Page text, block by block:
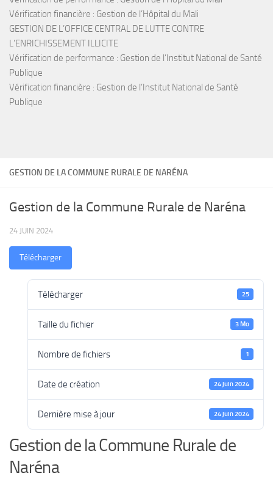
GESTION DE LA COMMUNE RURALE DE NARÉNA
Gestion de la Commune Rurale de Naréna
24 JUIN 2024
Télécharger
Télécharger 25
Taille du fichier 3 Mo
Nombre de fichiers 1
Date de création 24 juin 2024
Dernière mise à jour 24 juin 2024
Gestion de la Commune Rurale de
Naréna
Vérification financière : Gestion de l’Hôpital du Mali
GESTION DE L’OFFICE CENTRAL DE LUTTE CONTRE
L’ENRICHISSEMENT ILLICITE
Vérification de performance : Gestion de l’Institut National de Santé
Publique
Vérification financière : Gestion de l’Institut National de Santé
Publique